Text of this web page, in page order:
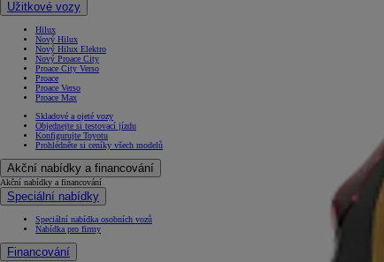
Užitkové vozy
Hilux
Nový Hilux
Nový Hilux Elektro
Nový Proace City
Proace City Verso
Proace
Proace Verso
Proace Max
Skladové a ojeté vozy
Objednejte si testovací jízdu
Konfigurujte Toyotu
Prohlédněte si ceníky všech modelů
Akční nabídky a financování
Akční nabídky a financování
Speciální nabídky
Speciální nabídka osobních vozů
Nabídka pro firmy
Financování